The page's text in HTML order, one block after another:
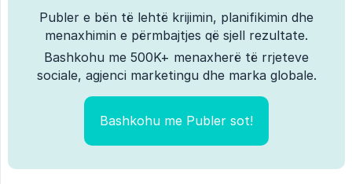
Publer e bën të lehtë krijimin, planifikimin dhe
menaxhimin e përmbajtjes që sjell rezultate.
Bashkohu me 500K+ menaxherë të rrjeteve
sociale, agjenci marketingu dhe marka globale.
Bashkohu me Publer sot!